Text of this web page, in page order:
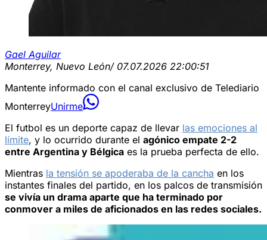
Gael Aguilar
Monterrey, Nuevo León/ 07.07.2026 22:00:51
Mantente informado con el canal exclusivo de Telediario
MonterreyUnirme
El futbol es un deporte capaz de llevar las emociones al
límite, y lo ocurrido durante el agónico empate 2-2
entre Argentina y Bélgica es la prueba perfecta de ello.
Mientras la tensión se apoderaba de la cancha en los
instantes finales del partido, en los palcos de transmisión
se vivía un drama aparte que ha terminado por
conmover a miles de aficionados en las redes sociales.